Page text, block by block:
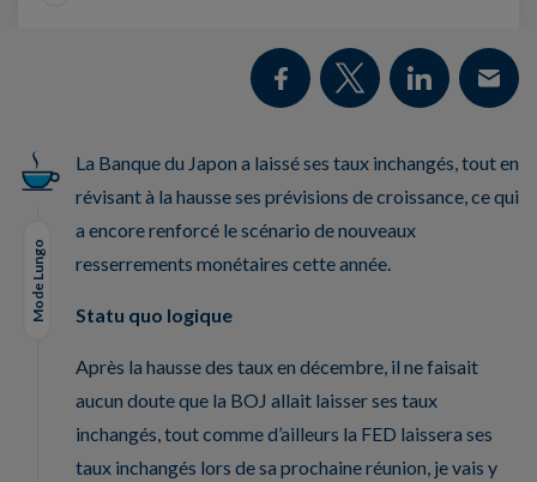
Mode Lungo
La Banque du Japon a laissé ses taux inchangés, tout en
révisant à la hausse ses prévisions de croissance, ce qui
a encore renforcé le scénario de nouveaux
resserrements monétaires cette année.
Statu quo logique
Après la hausse des taux en décembre, il ne faisait
aucun doute que la BOJ allait laisser ses taux
inchangés, tout comme d’ailleurs la FED laissera ses
taux inchangés lors de sa prochaine réunion, je vais y